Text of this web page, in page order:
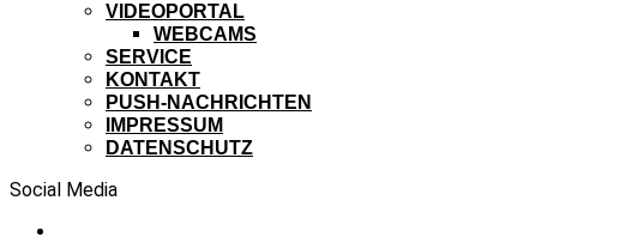
VIDEOPORTAL
WEBCAMS
SERVICE
KONTAKT
PUSH-NACHRICHTEN
IMPRESSUM
DATENSCHUTZ
Social Media